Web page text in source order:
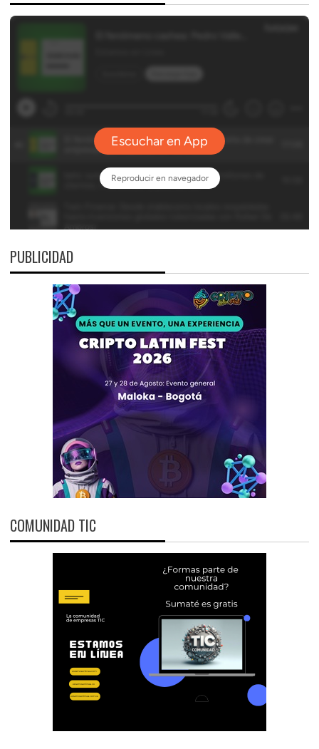
PUBLICIDAD
COMUNIDAD TIC